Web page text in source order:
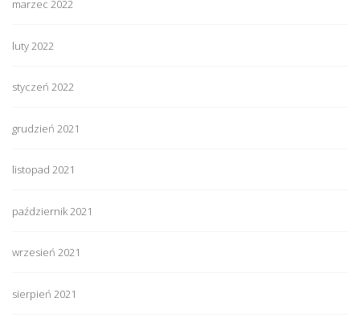
marzec 2022
luty 2022
styczeń 2022
grudzień 2021
listopad 2021
październik 2021
wrzesień 2021
sierpień 2021